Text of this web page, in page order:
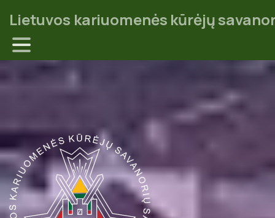
Lietuvos kariuomenės kūrėjų